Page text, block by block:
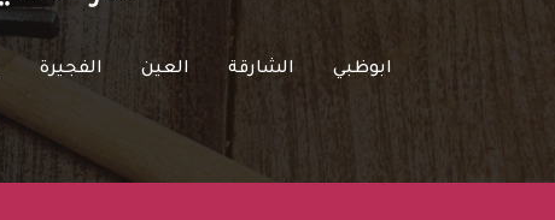
ابوظبي الشارقة العين الفجيرة